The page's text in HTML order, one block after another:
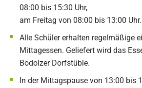
08:00 bis 15:30 Uhr,
am Freitag von 08:00 bis 13:00 Uhr.
Alle Schüler erhalten regelmäßige
Mittagessen. Geliefert wird das
Bodolzer Dorfstüble.
In der Mittagspause von 13:00 bis